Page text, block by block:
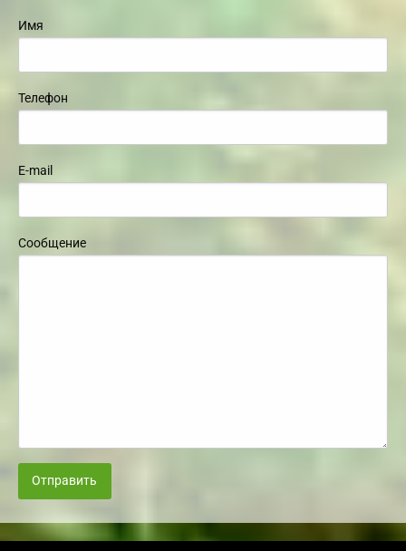
Имя
Телефон
E-mail
Сообщение
Отправить